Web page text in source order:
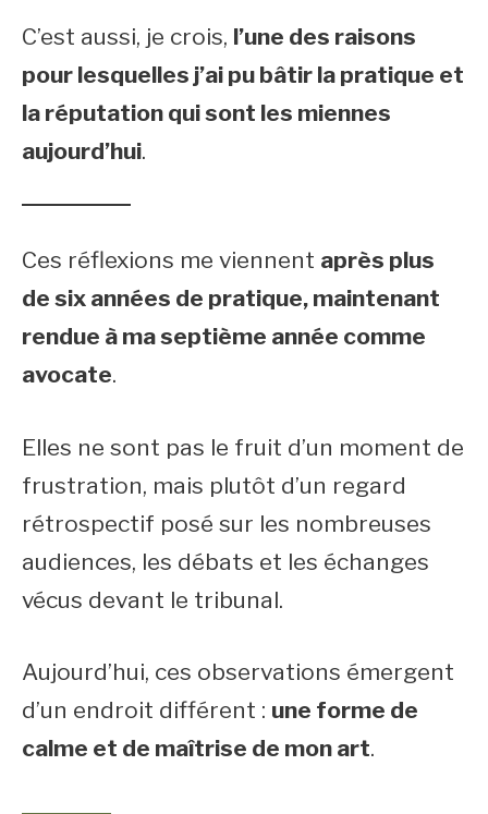
C’est aussi, je crois, l’une des raisons
pour lesquelles j’ai pu bâtir la pratique et
la réputation qui sont les miennes
aujourd’hui.
Ces réflexions me viennent après plus
de six années de pratique, maintenant
rendue à ma septième année comme
avocate.
Elles ne sont pas le fruit d’un moment de
frustration, mais plutôt d’un regard
rétrospectif posé sur les nombreuses
audiences, les débats et les échanges
vécus devant le tribunal.
Aujourd’hui, ces observations émergent
d’un endroit différent : une forme de
calme et de maîtrise de mon art.